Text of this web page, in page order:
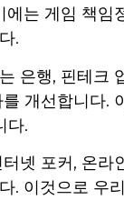
에는 게임 책임
.
은행, 핀테크
개선합니다.
다.
넷 포커, 온라
. 이것으로 우